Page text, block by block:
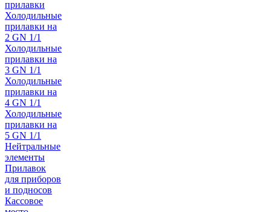
прилавки
Холодильные
прилавки на
2 GN 1/1
Холодильные
прилавки на
3 GN 1/1
Холодильные
прилавки на
4 GN 1/1
Холодильные
прилавки на
5 GN 1/1
Нейтральные
элементы
Прилавок
для приборов
и подносов
Кассовое